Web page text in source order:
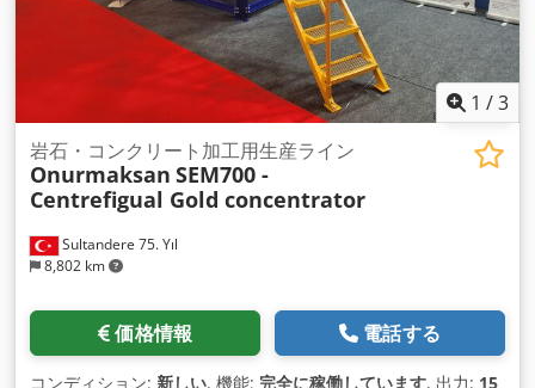
1 /3
Sultandere 75. Yıl
8,802 km
岩石・コンクリート加工用生産ライン
Onurmaksan SEM700 -
Centrefigual Gold concentrator
価格情報 電話する
コンディション: 新しい, 機能: 完全に稼働しています, 出力: 15